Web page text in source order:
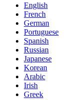
English
French
German
Portuguese
Spanish
Russian
Japanese
Korean
Arabic
Irish
Greek